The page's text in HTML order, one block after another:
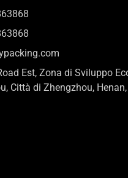
Est, Zona di Sviluppo
Città di Zhengzhou,